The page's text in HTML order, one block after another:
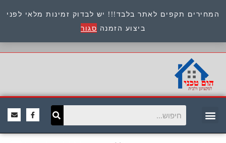
המחירים תקפים לאתר בלבד!!! יש לבדוק זמינות מלאי לפני
ביצוע הזמנה סגור
כתובת : היוזמים 9 אור יהודה שירות לקוחות 054-
8945722